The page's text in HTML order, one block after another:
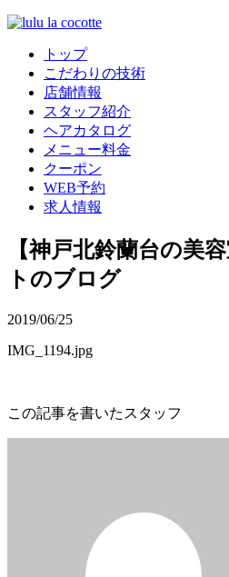
トップ
こだわりの技術
店舗情報
スタッフ紹介
ヘアカタログ
メニュー料金
クーポン
WEB予約
求人情報
【神戸北鈴蘭台の美
トのブログ
2019/06/25
IMG_1194.jpg
この記事を書いたスタッフ